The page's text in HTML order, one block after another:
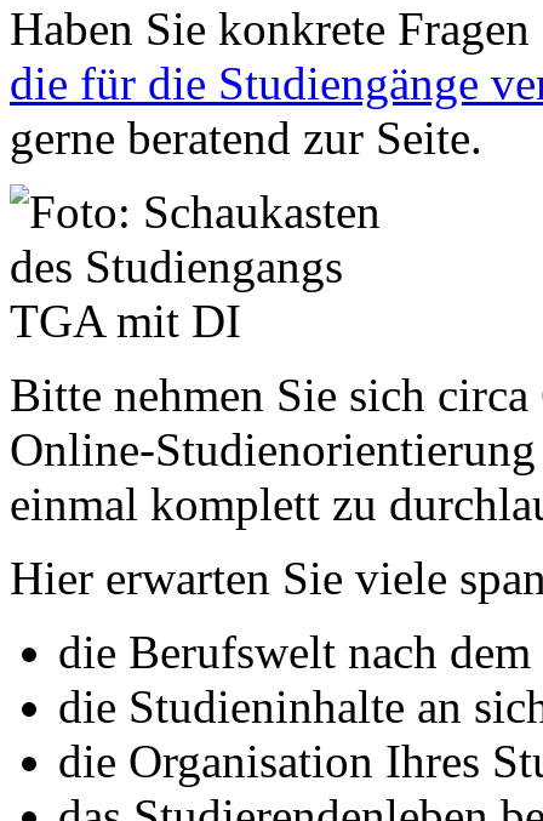
Haben Sie konkrete
die für die Studiengänge
gerne beratend zur Seite.
Bitte nehmen Sie sich
Online-
einmal komplett zu
Hier erwarten Sie viele
die Berufswelt nach
die Studieninhalte an
die Organisation Ihres